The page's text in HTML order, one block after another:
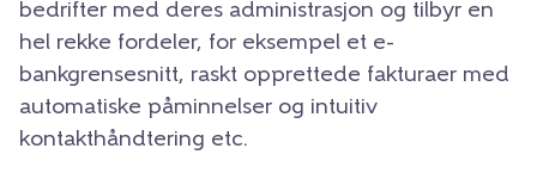
bedrifter med deres administrasjon og tilbyr en
hel rekke fordeler, for eksempel et e-
bankgrensesnitt, raskt opprettede fakturaer med
automatiske påminnelser og intuitiv
kontakthåndtering etc.